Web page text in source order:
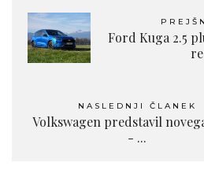
Ford Kuga 2.5
NASLEDNJI ČLANEK
Volkswagen predstavil
- ...